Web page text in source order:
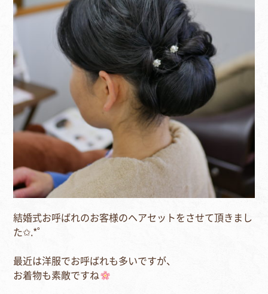
結婚式お呼ばれのお客様のヘアセットをさせて頂きまし
た✩.*˚
最近は洋服でお呼ばれも多いですが、
お着物も素敵ですね